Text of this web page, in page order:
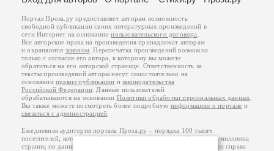
Портал Проза.ру предоставляет авторам возможность
свободной публикации своих литературных произведений в
сети Интернет на основаниипользовательского договора
Все авторские права на произведения принадлежат авторам
и охраняются законом . Перепечатка произведений возможна
только с согласия его автора, к которому вы можете
обратиться на его авторской странице. Ответственность за
тексты произведений авторы несут самостоятельно на
основанииправил публикации изаконодательства
Российской Федерации . Данные пользователей
обрабатываются на основании Политики обработки персональных данных
Вы также можете посмотреть более подробную информацию о портале и
связаться с администрацией
Ежедневная аудитория портала Проза.ру – порядка 100 тысяч
посетителей, которые в общей сумме просматривают более полумиллиона
страниц по данным счетчика посещаемости, который расположен справа